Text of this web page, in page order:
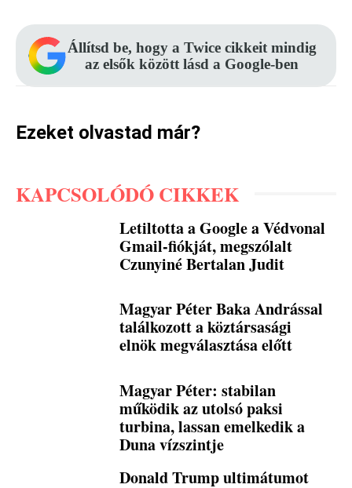
Állítsd be, hogy a Twice cikkeit mindig
az elsők között lásd a Google-ben
Ezeket olvastad már?
KAPCSOLÓDÓ CIKKEK
Letiltotta a Google a Védvonal
Gmail-fiókját, megszólalt
Czunyiné Bertalan Judit
Magyar Péter Baka Andrással
találkozott a köztársasági
elnök megválasztása előtt
Magyar Péter: stabilan
működik az utolsó paksi
turbina, lassan emelkedik a
Duna vízszintje
Donald Trump ultimátumot